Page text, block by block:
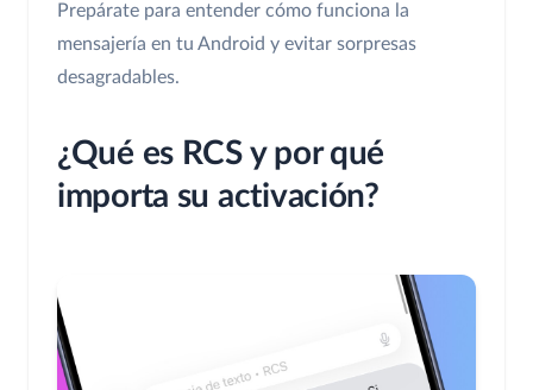
Prepárate para entender cómo funciona la
mensajería en tu Android y evitar sorpresas
desagradables.
¿Qué es RCS y por qué
importa su activación?